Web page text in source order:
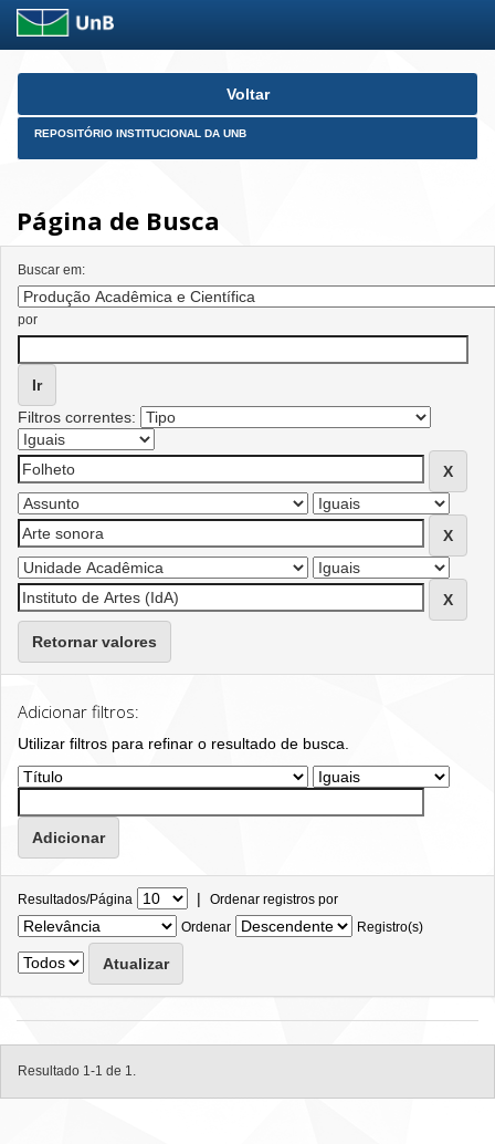
Skip
Voltar
REPOSITÓRIO INSTITUCIONAL DA UNB
Página de Busca
Buscar em:
por
Filtros correntes:
Retornar valores
Adicionar filtros:
Utilizar filtros para refinar o resultado de busca.
Resultados/Página | Ordenar registros por
Ordenar
Registro(s)
Resultado 1-1 de 1.